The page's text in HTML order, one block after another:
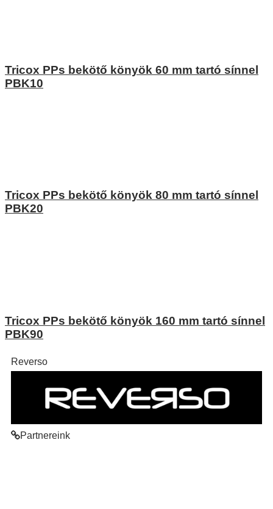
Tricox PPs bekötő könyök 60 mm tartó sínnel
PBK10
Tricox PPs bekötő könyök 80 mm tartó sínnel
PBK20
Tricox PPs bekötő könyök 160 mm tartó sínnel
PBK90
Reverso
Partnereink